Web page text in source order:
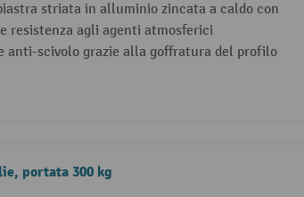
striata in alluminio zincata a caldo con
resistenza agli agenti atmosferici
anti-scivolo grazie alla goffratura del profilo
portata 300 kg